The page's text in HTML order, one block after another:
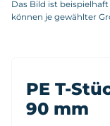
Das Bild ist
können je gewählter
PE T-
90 mm